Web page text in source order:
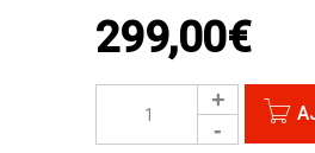
299,00€